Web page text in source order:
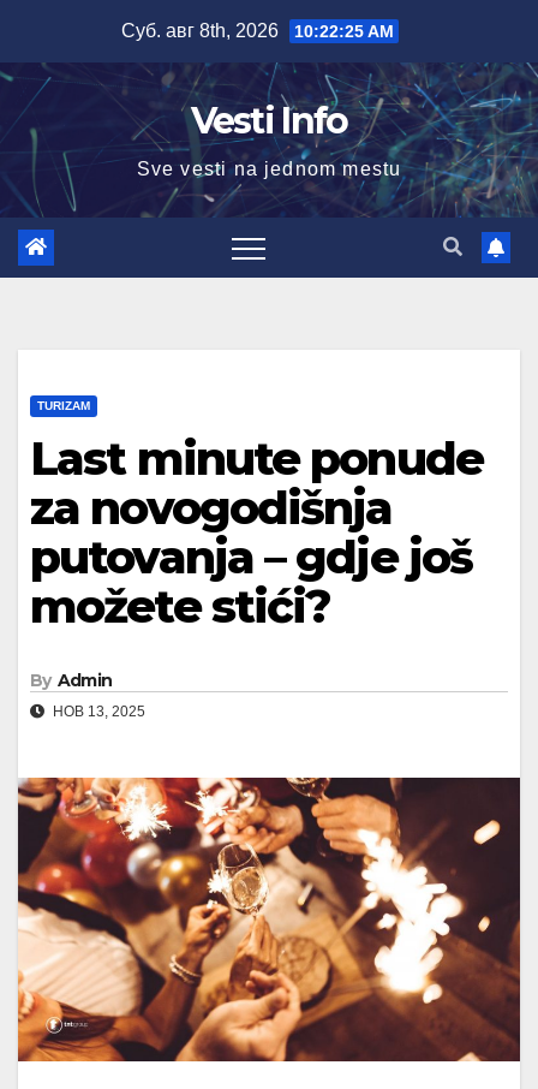
content
Суб. авг 8th, 2026 10:22:27 AM
Vesti Info
Sve vesti na jednom mestu
TURIZAM
Last minute ponude
za novogodišnja
putovanja – gdje još
možete stići?
By Admin
НОВ 13, 2025